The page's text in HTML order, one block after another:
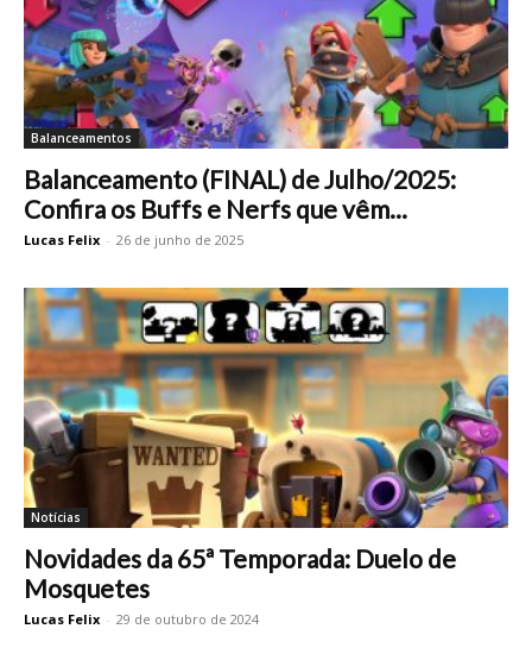
Balanceamentos
Balanceamento (FINAL) de Julho/2025:
Confira os Buffs e Nerfs que vêm...
Lucas Felix - 26 de junho de 2025
Notícias
Novidades da 65ª Temporada: Duelo de
Mosquetes
Lucas Felix - 29 de outubro de 2024